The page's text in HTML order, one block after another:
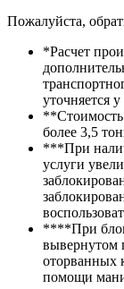
Пожалуйста,
*Расчет
уточняется
**Стоимость
более 3,5
***При
услуги
****При
вывернутом
оторванных
помощи